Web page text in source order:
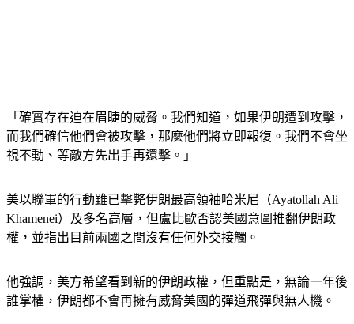
「確實存在迫在眉睫的威脅。我們知道，如果伊朗遭到攻擊，
而我們確信他們會被攻擊，那麼他們將立即報復。我們不會坐
視不動、等敵方先出手再還擊。」
美以聯軍的行動雖已擊斃伊朗最高領袖哈米尼（Ayatollah Ali
Khamenei）及多名高層，但盧比歐否認美國意圖推翻伊朗政
權，並指出目前兩國之間沒有任何外交接觸。
他強調，美方希望看到新的伊朗政權，但重點是，無論一年後
誰掌權，伊朗都不會再擁有威脅美國的彈道飛彈與無人機。